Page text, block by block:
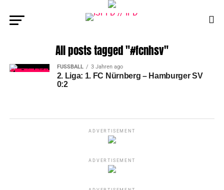
All posts tagged "#fcnhsv"
FUSSBALL 3 Jahren ago
2. Liga: 1. FC Nürnberg – Hamburger SV
0:2
ADVERTISEMENT
ADVERTISEMENT